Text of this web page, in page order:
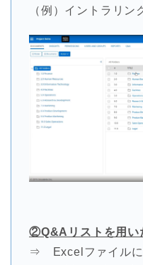
（例）イントラリ
②Q&Aリストを用い
⇒ Excelファイルに